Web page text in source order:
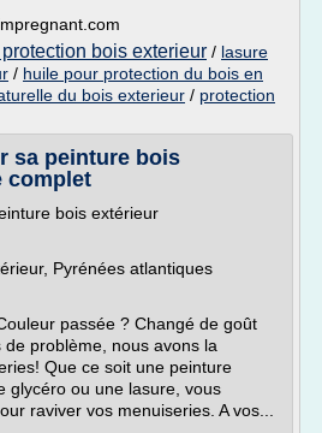
bois exterieur / lasure
/ huile pour protection du bois en
du bois exterieur / protection
sa peinture bois
complet
bois extérieur
Pyrénées atlantiques
passée ? Changé de goût
problème, nous avons la
Que ce soit une peinture
glycéro ou une lasure, vous
raviver vos menuiseries. A vos...